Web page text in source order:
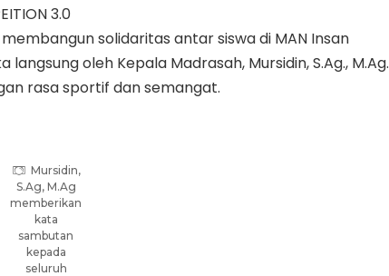
3.0
solidaritas antar siswa di MAN Insan
oleh Kepala Madrasah, Mursidin, S.Ag., M.Ag.
rasa sportif dan semangat.
Mursidin,
S.Ag, M.Ag
memberikan
kata
sambutan
kepada
seluruh